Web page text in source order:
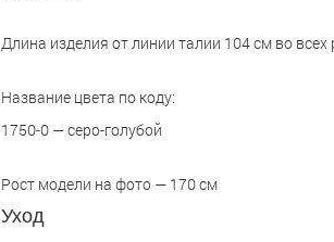
Длина изделия от линии талии 104 см во всех
Название цвета по коду:
1750-0 — серо-голубой
Рост модели на фото — 170 см
Уход